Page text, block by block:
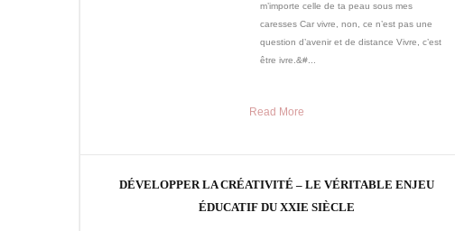
m’importe celle de ta peau sous mes
caresses Car vivre, non, ce n’est pas une
question d’avenir et de distance Vivre, c’est
être ivre.&#...
Read More
DÉVELOPPER LA CRÉATIVITÉ – LE VÉRITABLE ENJEU
ÉDUCATIF DU XXIE SIÈCLE